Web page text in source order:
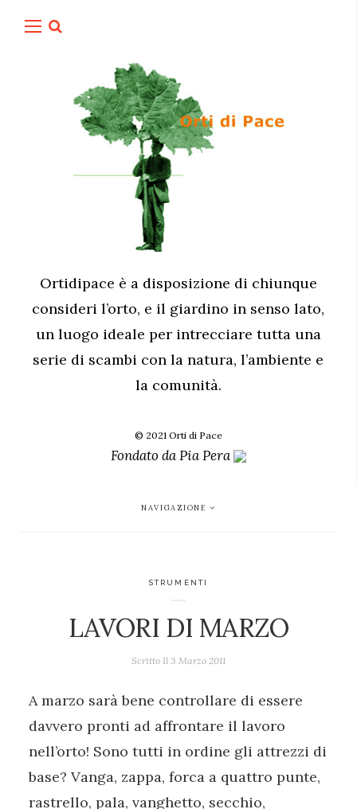
Ortidipace è a disposizione di chiunque
consideri l’orto, e il giardino in senso lato,
un luogo ideale per intrecciare tutta una
serie di scambi con la natura, l’ambiente e
la comunità.
© 2021 Orti di Pace
Fondato daPia Pera
NAVIGAZIONE
STRUMENTI
LAVORI DI MARZO
Scritto Il 3 Marzo 2011
A marzo sarà bene controllare di essere
davvero pronti ad affrontare il lavoro
nell’orto! Sono tutti in ordine gli attrezzi di
base? Vanga, zappa, forca a quattro punte,
rastrello, pala, vanghetto, secchio,